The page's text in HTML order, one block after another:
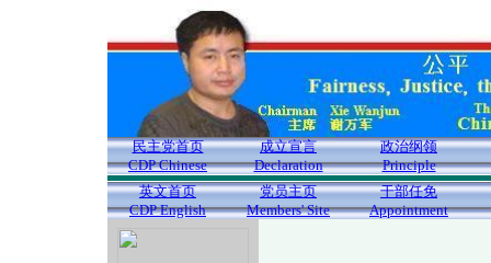
民主党首页
CDP Chinese
成立宣言
Declaration
政治纲领
Principle
英文首页
CDP English
党员主页
Members' Site
干部任免
Appointment